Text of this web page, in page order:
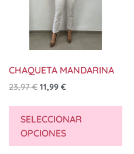
CHAQUETA MANDARINA
23,97€ 11,99 €
SELECCIONAR
OPCIONES